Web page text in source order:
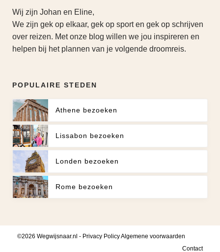
Wij zijn Johan en Eline,
We zijn gek op elkaar, gek op sport en gek op schrijven
over reizen. Met onze blog willen we jou inspireren en
helpen bij het plannen van je volgende droomreis.
POPULAIRE STEDEN
Athene bezoeken
Lissabon bezoeken
Londen bezoeken
Rome bezoeken
©2026 Wegwijsnaar.nl - Privacy PolicyAlgemene voorwaarden
Contact